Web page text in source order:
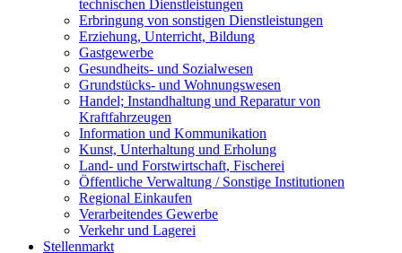
technischen Dienstleistungen
Erbringung von sonstigen Dienstleistungen
Erziehung, Unterricht, Bildung
Gastgewerbe
Gesundheits- und Sozialwesen
Grundstücks- und Wohnungswesen
Handel; Instandhaltung und Reparatur von
Kraftfahrzeugen
Information und Kommunikation
Kunst, Unterhaltung und Erholung
Land- und Forstwirtschaft, Fischerei
Öffentliche Verwaltung / Sonstige Institutionen
Regional Einkaufen
Verarbeitendes Gewerbe
Verkehr und Lagerei
Stellenmarkt